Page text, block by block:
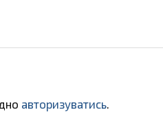
авторизуватись